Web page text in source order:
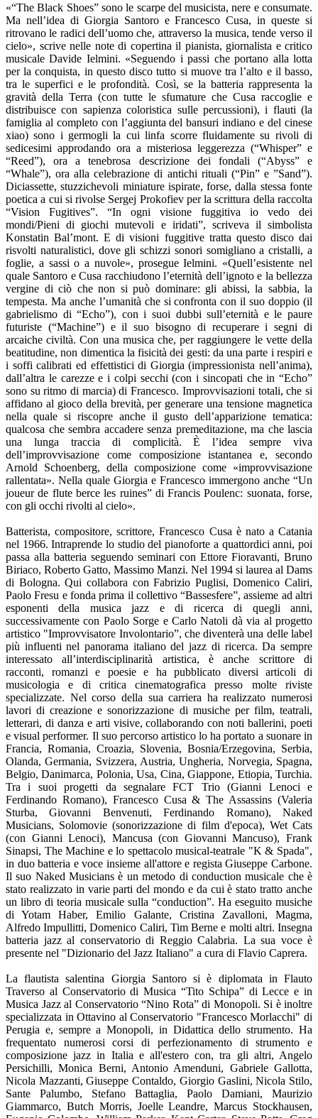
«“The Black Shoes” sono le scarpe del musicista, nere e consumate.
Ma nell’idea di Giorgia Santoro e Francesco Cusa, in queste si
ritrovano le radici dell’uomo che, attraverso la musica, tende verso il
cielo», scrive nelle note di copertina il pianista, giornalista e critico
musicale Davide Ielmini. «Seguendo i passi che portano alla lotta
per la conquista, in questo disco tutto si muove tra l’alto e il basso,
tra le superfici e le profondità. Così, se la batteria rappresenta la
gravità della Terra (con tutte le sfumature che Cusa raccoglie e
distribuisce con sapienza coloristica sulle percussioni), i flauti (la
famiglia al completo con l’aggiunta del bansuri indiano e del cinese
xiao) sono i germogli la cui linfa scorre fluidamente su rivoli di
sedicesimi approdando ora a misteriosa leggerezza (“Whisper” e
“Reed”), ora a tenebrosa descrizione dei fondali (“Abyss” e
“Whale”), ora alla celebrazione di antichi rituali (“Pin” e ”Sand”).
Diciassette, stuzzichevoli miniature ispirate, forse, dalla stessa fonte
poetica a cui si rivolse Sergej Prokofiev per la scrittura della raccolta
“Vision Fugitives”. “In ogni visione fuggitiva io vedo dei
mondi/Pieni di giochi mutevoli e iridati”, scriveva il simbolista
Konstatin Bal’mont. E di visioni fuggitive tratta questo disco dai
risvolti naturalistici, dove gli schizzi sonori somigliano a cristalli, a
foglie, a sassi o a nuvole», prosegue Ielmini. «Quell’esistente nel
quale Santoro e Cusa racchiudono l’eternità dell’ignoto e la bellezza
vergine di ciò che non si può dominare: gli abissi, la sabbia, la
tempesta. Ma anche l’umanità che si confronta con il suo doppio (il
gabrielismo di “Echo”), con i suoi dubbi sull’eternità e le paure
futuriste (“Machine”) e il suo bisogno di recuperare i segni di
arcaiche civiltà. Con una musica che, per raggiungere le vette della
beatitudine, non dimentica la fisicità dei gesti: da una parte i respiri e
i soffi calibrati ed effettistici di Giorgia (impressionista nell’anima),
dall’altra le carezze e i colpi secchi (con i sincopati che in “Echo”
sono su ritmo di marcia) di Francesco. Improvvisazioni totali, che si
affidano al gioco della brevità, per generare una tensione magnetica
nella quale si riscopre anche il gusto dell’apparizione tematica:
qualcosa che sembra accadere senza premeditazione, ma che lascia
una lunga traccia di complicità. È l’idea sempre viva
dell’improvvisazione come composizione istantanea e, secondo
Arnold Schoenberg, della composizione come «improvvisazione
rallentata». Nella quale Giorgia e Francesco immergono anche “Un
joueur de flute berce les ruines” di Francis Poulenc: suonata, forse,
con gli occhi rivolti al cielo».
Batterista, compositore, scrittore, Francesco Cusa è nato a Catania
nel 1966. Intraprende lo studio del pianoforte a quattordici anni, poi
passa alla batteria seguendo seminari con Ettore Fioravanti, Bruno
Biriaco, Roberto Gatto, Massimo Manzi. Nel 1994 si laurea al Dams
di Bologna. Qui collabora con Fabrizio Puglisi, Domenico Caliri,
Paolo Fresu e fonda prima il collettivo “Bassesfere”, assieme ad altri
esponenti della musica jazz e di ricerca di quegli anni,
successivamente con Paolo Sorge e Carlo Natoli dà via al progetto
artistico "Improvvisatore Involontario”, che diventerà una delle label
più influenti nel panorama italiano del jazz di ricerca. Da sempre
interessato all’interdisciplinarità artistica, è anche scrittore di
racconti, romanzi e poesie e ha pubblicato diversi articoli di
musicologia e di critica cinematografica presso molte riviste
specializzate. Nel corso della sua carriera ha realizzato numerosi
lavori di creazione e sonorizzazione di musiche per film, teatrali,
letterari, di danza e arti visive, collaborando con noti ballerini, poeti
e visual performer. Il suo percorso artistico lo ha portato a suonare in
Francia, Romania, Croazia, Slovenia, Bosnia/Erzegovina, Serbia,
Olanda, Germania, Svizzera, Austria, Ungheria, Norvegia, Spagna,
Belgio, Danimarca, Polonia, Usa, Cina, Giappone, Etiopia, Turchia.
Tra i suoi progetti da segnalare FCT Trio (Gianni Lenoci e
Ferdinando Romano), Francesco Cusa & The Assassins (Valeria
Sturba, Giovanni Benvenuti, Ferdinando Romano), Naked
Musicians, Solomovie (sonorizzazione di film d'epoca), Wet Cats
(con Gianni Lenoci), Mancusa (con Giovanni Mancuso), Frank
Sinapsi, The Machine e lo spettacolo musical-teatrale "K & Spada",
in duo batteria e voce insieme all'attore e regista Giuseppe Carbone.
Il suo Naked Musicians è un metodo di conduction musicale che è
stato realizzato in varie parti del mondo e da cui è stato tratto anche
un libro di teoria musicale sulla “conduction”. Ha eseguito musiche
di Yotam Haber, Emilio Galante, Cristina Zavalloni, Magma,
Alfredo Impullitti, Domenico Caliri, Tim Berne e molti altri. Insegna
batteria jazz al conservatorio di Reggio Calabria. La sua voce è
presente nel "Dizionario del Jazz Italiano" a cura di Flavio Caprera.
La flautista salentina Giorgia Santoro si è diplomata in Flauto
Traverso al Conservatorio di Musica “Tito Schipa” di Lecce e in
Musica Jazz al Conservatorio “Nino Rota” di Monopoli. Si è inoltre
specializzata in Ottavino al Conservatorio "Francesco Morlacchi" di
Perugia e, sempre a Monopoli, in Didattica dello strumento. Ha
frequentato numerosi corsi di perfezionamento di strumento e
composizione jazz in Italia e all'estero con, tra gli altri, Angelo
Persichilli, Monica Berni, Antonio Amenduni, Gabriele Gallotta,
Nicola Mazzanti, Giuseppe Contaldo, Giorgio Gaslini, Nicola Stilo,
Sante Palumbo, Stefano Battaglia, Paolo Damiani, Maurizio
Giammarco, Butch Morris, Joelle Leandre, Marcus Stockhausen,